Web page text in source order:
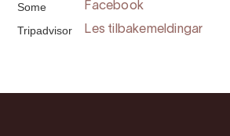
Some Facebook
Tripadvisor Les tilbakemeldingar